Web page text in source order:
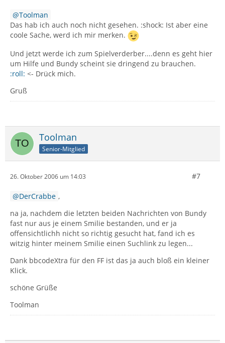
Toolman
Das hab ich auch noch nicht gesehen. :shock: Ist aber eine
coole Sache, werd ich mir merken.
Und jetzt werde ich zum Spielverderber....denn es geht hier
um Hilfe und Bundy scheint sie dringend zu brauchen.
:roll: <- Drück mich.
Gruß
Toolman
Senior-Mitglied
26. Oktober 2006 um 14:03 #7
DerCrabbe ,
na ja, nachdem die letzten beiden Nachrichten von Bundy
fast nur aus je einem Smilie bestanden, und er ja
offensichtlichh nicht so richtig gesucht hat, fand ich es
witzig hinter meinem Smilie einen Suchlink zu legen...
Dank bbcodeXtra für den FF ist das ja auch bloß ein kleiner
Klick.
schöne Grüße
Toolman